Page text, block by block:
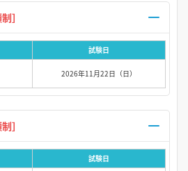
試験日
2026年11月22日（日）
試験日